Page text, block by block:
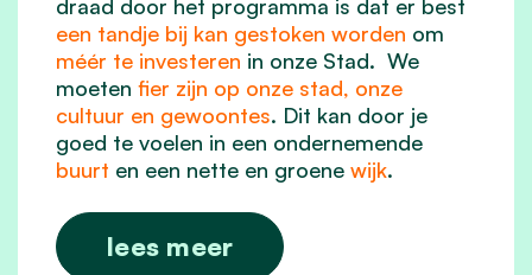
draad door het programma is dat er best
een tandje bij kan gestoken worden om
méér te investeren in onze Stad. We
moeten fier zijn op onze stad, onze
cultuur en gewoontes. Dit kan door je
goed te voelen in een ondernemende
buurt en een nette en groene wijk.
lees meer